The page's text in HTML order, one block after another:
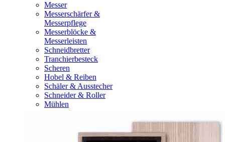
Messer
Messerschärfer &
Messerpflege
Messerblöcke &
Messerleisten
Schneidbretter
Tranchierbesteck
Scheren
Hobel & Reiben
Schäler & Ausstecher
Schneider & Roller
Mühlen